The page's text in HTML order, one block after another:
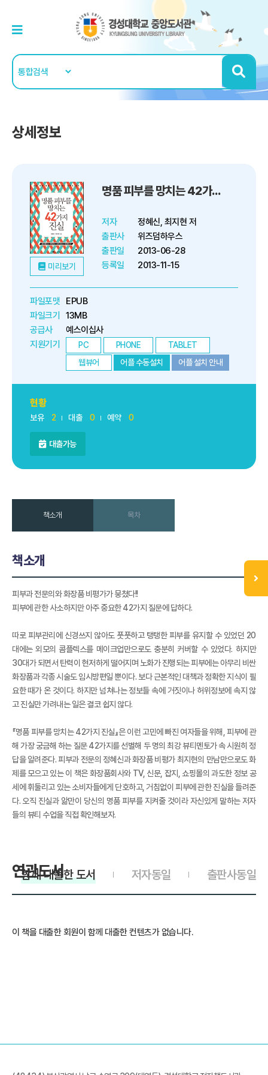
상세정보
미리보기
명품 피부를 망치는 42가지 진실
저자
정혜신, 최지현 저
출판사
위즈덤하우스
출판일
2013-06-28
등록일
2013-11-15
파일포맷
EPUB
파일크기
13MB
공급사
예스이십사
지원기기
PC PHONE
TABLET
웹뷰어
어플 수동설치 어플 설치 안내
현황
보유 2 대출 0 예약 0
대출가능
책소개 목차
책소개
피부과 전문의와 화장품 비평가가 뭉쳤다!!
피부에 관한 사소하지만 아주 중요한 42가지 질문에 답하다.
따로 피부관리에 신경쓰지 않아도 풋풋하고 탱탱한 피부를 유지할 수 있었던 20
대에는 외모의 콤플렉스를 메이크업만으로도 충분히 커버할 수 있었다. 하지만
30대가 되면서 탄력이 현저하게 떨어지며 노화가 진행되는 피부에는 아무리 비싼
화장품과 각종 시술도 임시방편일 뿐이다. 보다 근본적인 대책과 정확한 지식이 필
요한 때가 온 것이다. 하지만 넘쳐나는 정보들 속에 거짓이나 허위정보에 속지 않
고 진실만 가려내는 일은 결코 쉽지 않다.
『명품 피부를 망치는 42가지 진실』은 이런 고민에 빠진 여자들을 위해, 피부에 관
해 가장 궁금해 하는 질문 42가지를 선별해 두 명의 최강 뷰티멘토가 속 시원히 정
답을 알려준다. 피부과 전문의 정혜신과 화장품 비평가 최지현의 만남만으로도 화
제를 모으고 있는 이 책은 화장품회사와 TV, 신문, 잡지, 쇼핑몰의 과도한 정보 공
세에 휘둘리고 있는 소비자들에게 단호하고, 거침없이 피부에 관한 진실을 들려준
다. 오직 진실과 앎만이 당신의 명품 피부를 지켜줄 것이라 자신있게 말하는 저자
들의 뷰티 수업을 직접 확인해보자.
연관도서 출판사동일
저자동일
함께 대출한 도서
이 책을 대출한 회원이 함께 대출한 컨텐츠가 없습니다.